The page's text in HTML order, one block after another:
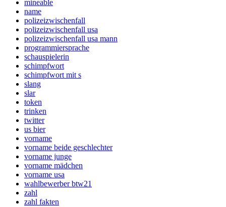
mineable
name
polizeizwischenfall
polizeizwischenfall usa
polizeizwischenfall usa mann
programmiersprache
schauspielerin
schimpfwort
schimpfwort mit s
slang
slar
token
trinken
twitter
us bier
vorname
vorname beide geschlechter
vorname junge
vorname mädchen
vorname usa
wahlbewerber btw21
zahl
zahl fakten